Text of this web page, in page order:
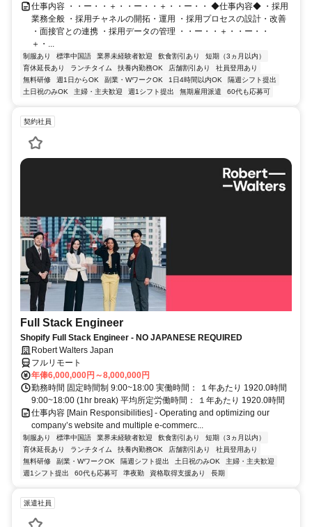
仕事内容 ・・ー・・＋・・ー・・＋・・ー・・ ◆仕事内容◆ ・採用
業務全般 ・採用チャネルの開拓・運用 ・採用プロセスの設計・改善
・面接官との連携 ・採用データの管理 ・・ー・・＋・・ー・・
＋・...
制服あり 標準中国語 業界未経験者歓迎 飲食割引あり
短期（3ヵ月以内）
育休延長あり
ランチタイム 扶養内勤務OK 店舗割引あり
社員登用あり
無料研修
週1日からOK 副業・WワークOK 1日4時間以内OK
隔週シフト提出
土日祝のみOK
主婦・主夫歓迎 週1シフト提出 無期雇用派遣 60代も応募可
契約社員
Full Stack Engineer
Shopify Full Stack Engineer - NO JAPANESE REQUIRED
Robert Walters Japan
フルリモート
年俸6,000,000円～8,000,000円
勤務時間 固定時間制 9:00~18:00 実働時間： １年あたり 1920.0時間
9:00~18:00 (1hr break) 平均所定労働時間： １年あたり 1920.0時間
仕事内容 [Main Responsibilities] - Operating and optimizing our
company’s website and multiple e-commerc...
制服あり 標準中国語 業界未経験者歓迎 飲食割引あり
短期（3ヵ月以内）
育休延長あり
ランチタイム 扶養内勤務OK 店舗割引あり
社員登用あり
無料研修
副業・WワークOK 隔週シフト提出 土日祝のみOK
主婦・主夫歓迎
週1シフト提出
60代も応募可 準夜勤 資格取得支援あり 長期
派遣社員